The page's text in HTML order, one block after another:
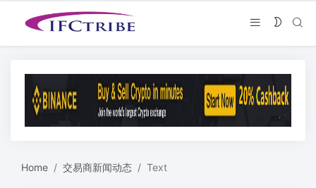
Home 交易商新闻动态 Text